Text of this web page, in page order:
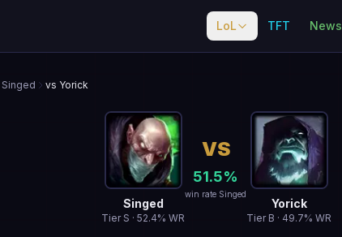
LoL TFT News
Singed vs Yorick
Singed
Tier S · 52.4% WR
VS
51.5%
win rate Singed
Yorick
Tier B · 49.7% WR